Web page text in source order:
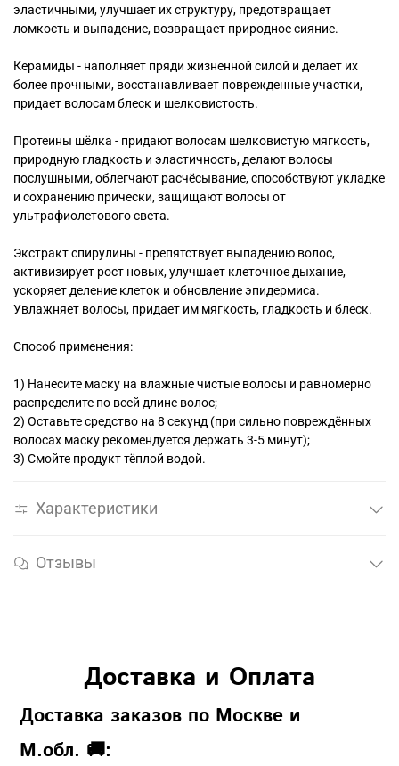
эластичными, улучшает их структуру, предотвращает
ломкость и выпадение, возвращает природное сияние.
Керамиды - наполняет пряди жизненной силой и делает их
более прочными, восстанавливает поврежденные участки,
придает волосам блеск и шелковистость.
Протеины шёлка - придают волосам шелковистую мягкость,
природную гладкость и эластичность, делают волосы
послушными, облегчают расчёсывание, способствуют укладке
и сохранению прически, защищают волосы от
ультрафиолетового света.
Экстракт спирулины - препятствует выпадению волос,
активизирует рост новых, улучшает клеточное дыхание,
ускоряет деление клеток и обновление эпидермиса.
Увлажняет волосы, придает им мягкость, гладкость и блеск.
Способ применения:
1) Нанесите маску на влажные чистые волосы и равномерно
распределите по всей длине волос;
2) Оставьте средство на 8 секунд (при сильно повреждённых
волосах маску рекомендуется держать 3-5 минут);
3) Смойте продукт тёплой водой.
Характеристики
Отзывы
Доставка и Оплата
Доставка заказов по Москве и
М.обл. 🚚: